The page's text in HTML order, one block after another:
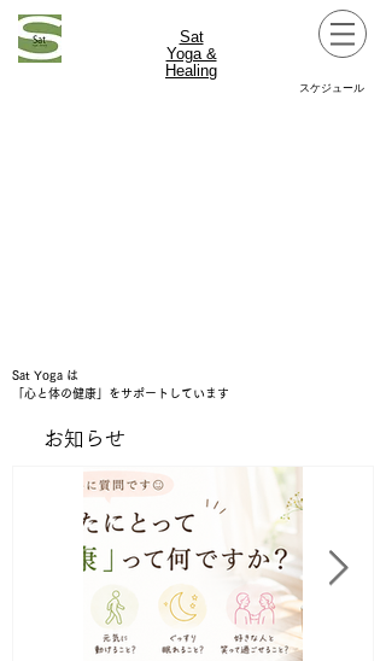
Sat
Yoga &
Healing
スケジュール
Sat Yoga は
「心と体の健康」をサポートしています
お知らせ